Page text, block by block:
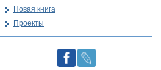
Новая книга
Проекты